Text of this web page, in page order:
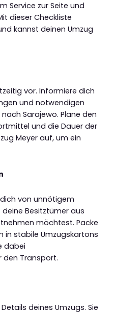
Service zur Seite und
dieser Checkliste
kannst deinen Umzug
vor. Informiere dich
und notwendigen
Sarajewo. Plane den
und die Dauer der
Meyer auf, um ein
von unnötigem
Besitztümer aus
möchtest. Packe
in stabile Umzugskartons
dabei
den Transport.
deines Umzugs. Sie